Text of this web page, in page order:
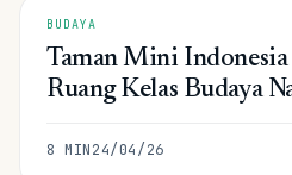
BUDAYA
Taman Mini
Ruang Kelas Budaya
8 MIN24/04/26